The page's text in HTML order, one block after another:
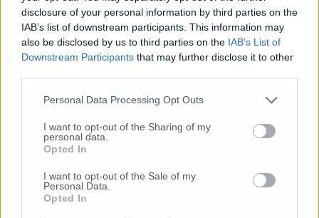
disclosure of your personal information by third parties on the
IAB’s list of downstream participants. This information may
also be disclosed by us to third parties on the IAB’s List of
Downstream Participants that may further disclose it to other
Personal Data Processing Opt Outs
I want to opt-out of the Sharing of my
personal data.
Opted In
I want to opt-out of the Sale of my
Personal Data.
Opted In
DirApplet – conclude la nota – a questo punto
aspettiamo e confidiamo nelle prossime
decisioni del nuovo governo M5S – Lega e
speriamo che la Pedemontana Fabriano –
anacronistica, inutile e dannosa, cosa che noi
© RIPRODUZIONE RISERVATA